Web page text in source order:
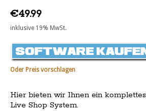
€49.99
inklusive 19% MwSt.
Oder Preis vorschlagen
Hier bieten wir Ihnen ein komplettes
Live Shop System.